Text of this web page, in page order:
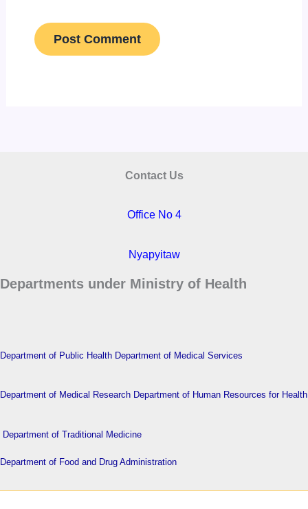
Contact Us
Office No 4
Nyapyitaw
Departments under Ministry of Health
Department of Public Health Department of Medical Services
Department of Medical Research Department of Human Resources for Health
Department of Traditional Medicine
Department of Food and Drug Administration